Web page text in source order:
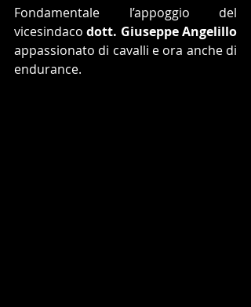
Fondamentale l’appoggio del
vicesindaco dott. Giuseppe Angelillo
appassionato di cavalli e ora anche di
endurance.